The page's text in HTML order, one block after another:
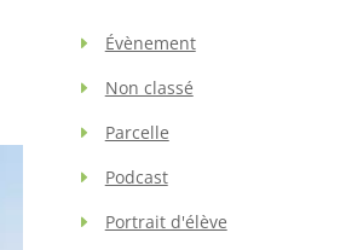
Évènement
Non classé
Parcelle
Podcast
Portrait d'élève